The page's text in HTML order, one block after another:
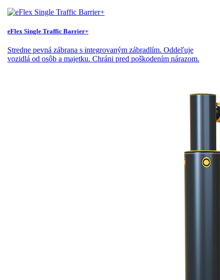
eFlex Single Traffic Barrier+
Stredne pevná zábrana s integrovaným zábradlím. Oddeľuje
vozidlá od osôb a majetku. Chráni pred poškodením nárazom.